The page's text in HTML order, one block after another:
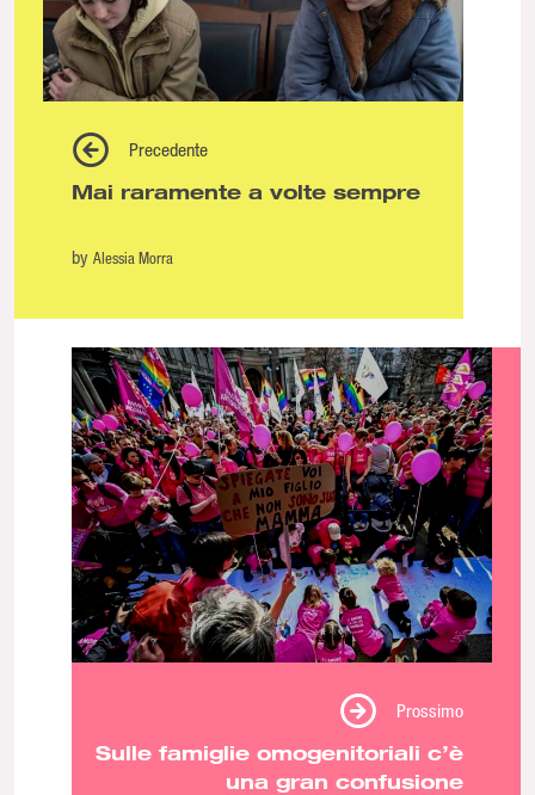
Precedente
Mai raramente a volte sempre
by Alessia Morra
Prossimo
Sulle famiglie omogenitoriali c’è
una gran confusione